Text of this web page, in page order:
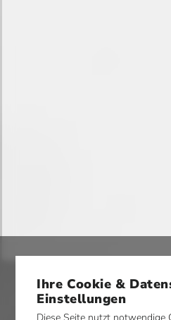
Ihre Cookie &
Einstellungen